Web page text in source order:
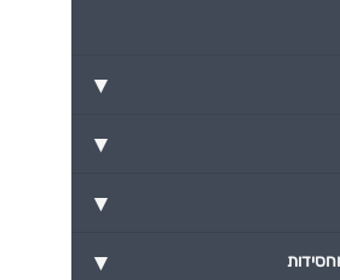
▾
▾
▾
▾